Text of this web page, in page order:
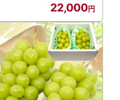
22,000